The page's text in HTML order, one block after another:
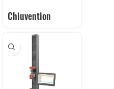
Chiuvention